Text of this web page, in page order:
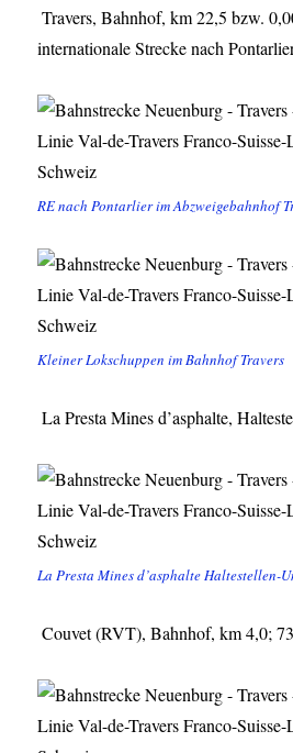
Travers, Bahnhof, km 22,5 bzw.
internationale Strecke nach
RE nach Pontarlier im Abzweigebahnhof
Kleiner Lokschuppen im Bahnhof Travers
La Presta Mines d’asphalte,
La Presta Mines d’asphalte Haltestellen-
Couvet (RVT), Bahnhof, km 4,0;